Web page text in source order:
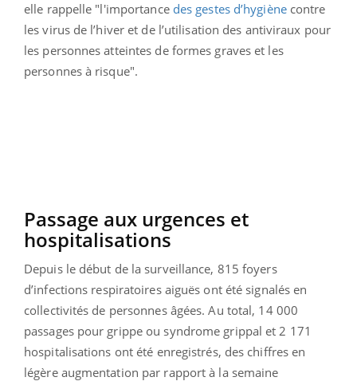
elle rappelle "l'importance des gestes d’hygiènecontre
les virus de l’hiver et de l’utilisation des antiviraux pour
les personnes atteintes de formes graves et les
personnes à risque".
Passage aux urgences et
hospitalisations
Depuis le début de la surveillance, 815 foyers
d’infections respiratoires aiguës ont été signalés en
collectivités de personnes âgées. Au total, 14 000
passages pour grippe ou syndrome grippal et 2 171
hospitalisations ont été enregistrés, des chiffres en
légère augmentation par rapport à la semaine